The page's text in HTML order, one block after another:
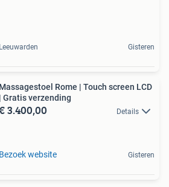
Leeuwarden Gisteren
Massagestoel Rome | Touch screen LCD
| Gratis verzending
3.400,00 Details
Bezoek website Gisteren